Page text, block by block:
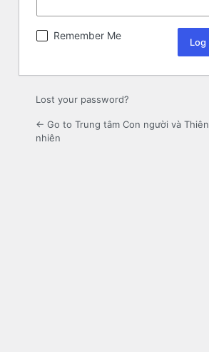
Remember Me
Lost your password?
← Go to Trung tâm Con người và Thiên
nhiên